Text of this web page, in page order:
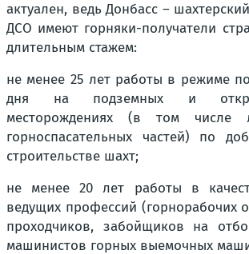
актуален, ведь Донбасс –
ДСО имеют горняки-получатели
длительным стажем:
не менее 25 лет работы в режиме
дня на подземных и
месторождениях (в том числе
горноспасательных частей) по
строительстве шахт;
не менее 20 лет работы в
ведущих профессий (горнорабочих
проходчиков, забойщиков на
машинистов горных выемочных